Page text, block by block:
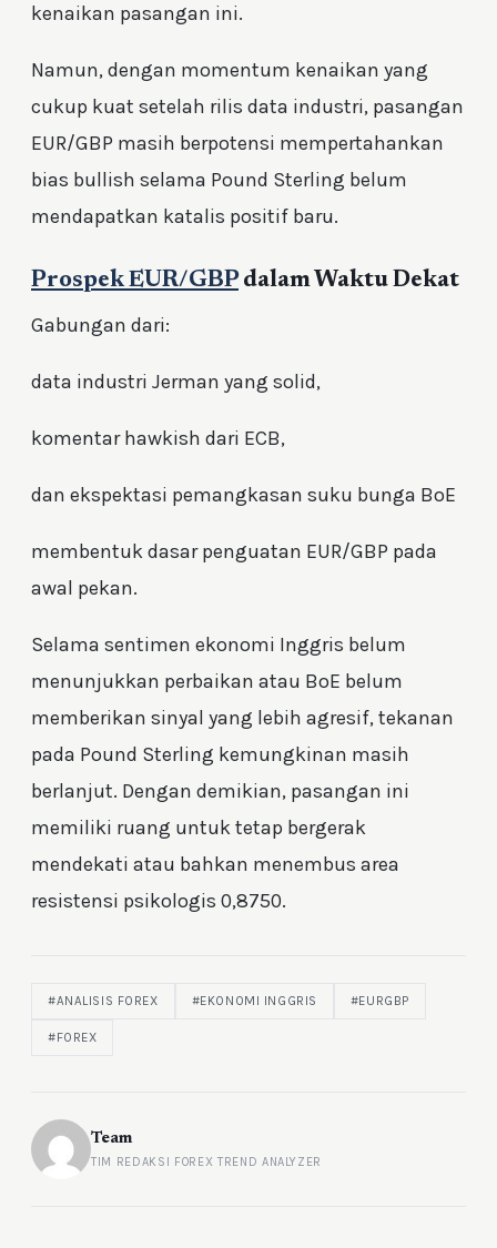
kenaikan pasangan ini.
Namun, dengan momentum kenaikan yang
cukup kuat setelah rilis data industri, pasangan
EUR/GBP masih berpotensi mempertahankan
bias bullish selama Pound Sterling belum
mendapatkan katalis positif baru.
Prospek EUR/GBPdalam Waktu Dekat
Gabungan dari:
data industri Jerman yang solid,
komentar hawkish dari ECB,
dan ekspektasi pemangkasan suku bunga BoE
membentuk dasar penguatan EUR/GBP pada
awal pekan.
Selama sentimen ekonomi Inggris belum
menunjukkan perbaikan atau BoE belum
memberikan sinyal yang lebih agresif, tekanan
pada Pound Sterling kemungkinan masih
berlanjut. Dengan demikian, pasangan ini
memiliki ruang untuk tetap bergerak
mendekati atau bahkan menembus area
resistensi psikologis 0,8750.
#ANALISIS FOREX #EKONOMI INGGRIS #EURGBP
#FOREX
Team
TIM REDAKSI FOREX TREND ANALYZER